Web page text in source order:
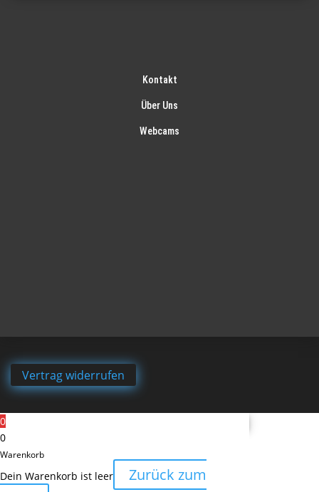
Kontakt
Über Uns
Webcams
Vertrag widerrufen
0
0
Warenkorb
Dein Warenkorb ist leer
Zurück zum